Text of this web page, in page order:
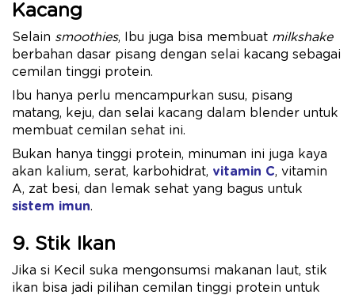
Kacang
Selain smoothies, Ibu juga bisa membuat milkshake
berbahan dasar pisang dengan selai kacang sebagai
cemilan tinggi protein.
Ibu hanya perlu mencampurkan susu, pisang
matang, keju, dan selai kacang dalam blender untuk
membuat cemilan sehat ini.
Bukan hanya tinggi protein, minuman ini juga kaya
akan kalium, serat, karbohidrat, vitamin C, vitamin
A, zat besi, dan lemak sehat yang bagus untuk
sistem imun.
9. Stik Ikan
Jika si Kecil suka mengonsumsi makanan laut, stik
ikan bisa jadi pilihan cemilan tinggi protein untuk